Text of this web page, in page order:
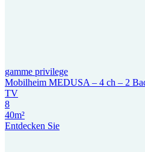
gamme privilege
Mobilheim MEDUSA – 4 ch – 2
TV
8
40m²
Entdecken Sie